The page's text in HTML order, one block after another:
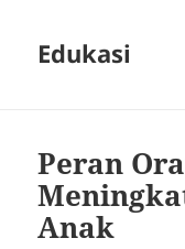
Edukasi
Peran
Anak